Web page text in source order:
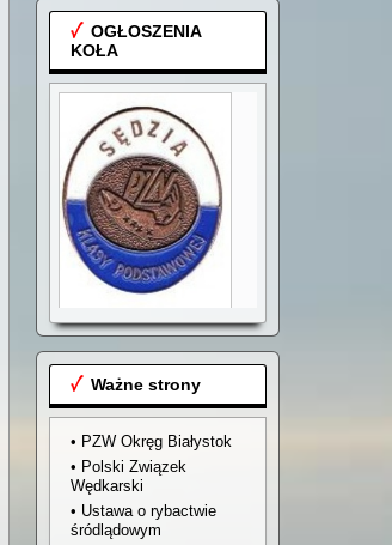
OGŁOSZENIA
KOŁA
Przyjmujemy zgłoszenia
wędkarskich klasy
podstawowej
Ważne strony
• PZW Okręg Białystok
• Polski Związek
Wędkarski
• Ustawa o rybactwie
śródlądowym